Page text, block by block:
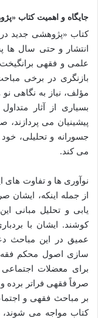
جایگاه و اهمیت کتاب
کتاب «پژوهشی جدید
انتشار و حتی سال ها
علمی و فقهی
بازنگری در برخی
مؤلف، نیاز به نگاهی
بسیاری از آثار
پیشینیان می پردازند،
جسورانه و تحلیلی،
می کند.
نوآوری ها و تفاوت
از جمله اینکه، ایشان
یابی و تحلیل مبانی
کوشند. ایشان با
عمیق در این مباحث
سازی اصول محکم فقه
برای معضلات
صرفاً فقهی فراتر برده
بر مباحث فقهی و
کتاب مواجه می شوند،